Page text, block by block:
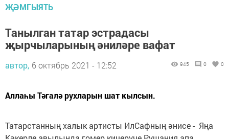
ҖӘМГЫЯТЬ
Танылган татар эстрадасы
җырчыларының әниләре вафат
автор, 6 октябрь 2021 - 12:52 945 0 0
Аллаһы Тәгалә рухларын шат кылсын.
Татарстанның халык артисты ИлСафның әнисе - Яңа